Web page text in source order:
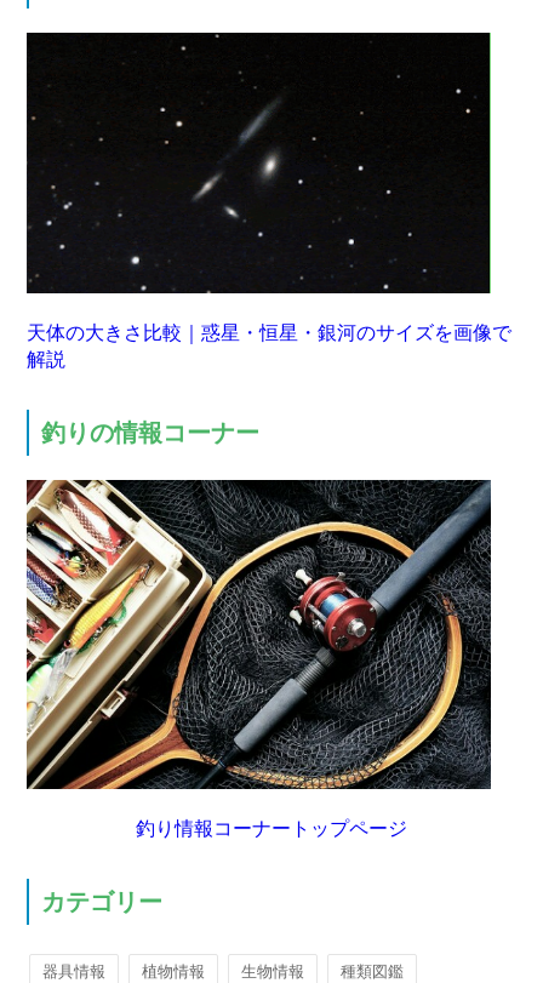
天体の大きさ比較｜惑星・恒星・銀河のサイズを画像で
解説
釣りの情報コーナー
釣り情報コーナートップページ
カテゴリー
器具情報 植物情報 生物情報 種類図鑑